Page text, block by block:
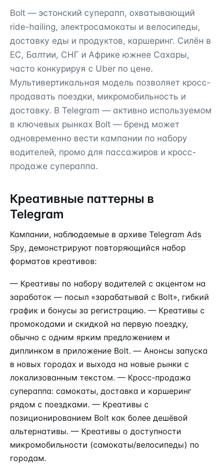
Bolt — эстонский суперапп, охватывающий
ride-hailing, электросамокаты и велосипеды,
доставку еды и продуктов, каршеринг. Силён в
ЕС, Балтии, СНГ и Африке южнее Сахары,
часто конкурируя с Uber по цене.
Мультивертикальная модель позволяет кросс-
продавать поездки, микромобильность и
доставку. В Telegram — активно используемом
в ключевых рынках Bolt — бренд может
одновременно вести кампании по набору
водителей, промо для пассажиров и кросс-
продаже супераппа.
Креативные паттерны в
Telegram
Кампании, наблюдаемые в архиве Telegram Ads
Spy, демонстрируют повторяющийся набор
форматов креативов:
— Креативы по набору водителей с акцентом на
заработок — посыл «зарабатывай с Bolt», гибкий
график и бонусы за регистрацию. — Креативы с
промокодами и скидкой на первую поездку,
обычно с одним ярким предложением и
диплинком в приложение Bolt. — Анонсы запуска
в новых городах и выхода на новые рынки с
локализованным текстом. — Кросс-продажа
супераппа: самокаты, доставка и каршеринг
рядом с поездками. — Креативы с
позиционированием Bolt как более дешёвой
альтернативы. — Креативы о доступности
микромобильности (самокаты/велосипеды) по
городам.